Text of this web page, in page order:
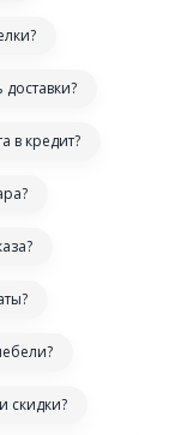
в кредит?
скидки?